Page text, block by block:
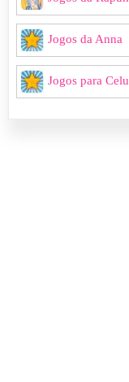
Jogos da Anna
Jogos para